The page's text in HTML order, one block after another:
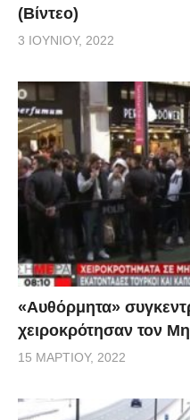
(Βίντεο)
3 ΙΟΥΝΊΟΥ, 2022
«Αυθόρμητα»
χειροκρότησαν τον
15 ΜΑΡΤΊΟΥ, 2022